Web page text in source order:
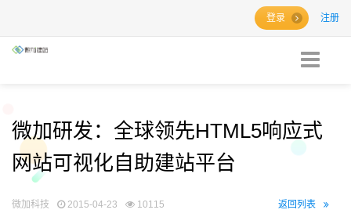
登录 注册
微加研发：全球领先HTML5响应式
网站可视化自助建站平台
返回列表
微加科技 2015-04-23 10115